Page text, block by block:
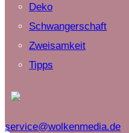
Deko
Schwangerschaft
Zweisamkeit
Tipps
service@wolkenmedia.de